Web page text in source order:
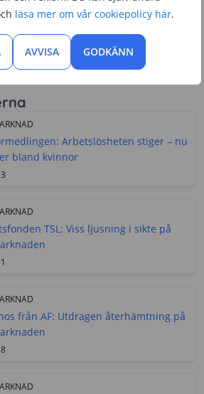
läsa mer om vår cookiepolicy här.
AVVISA GODKÄNN
gör att lärarassistent är ett
för den som är arbetslös. Om du
eller vill byta karriär är det alltså
till lärarassistent på distans.
Arbetslösheten stiger – nu
bland kvinnor
TSL: Viss ljusning i sikte på
från AF: Utdragen återhämtning på